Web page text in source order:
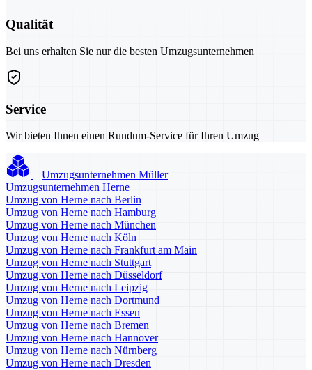
Qualität
Bei uns erhalten Sie nur die besten Umzugsunternehmen
Service
Wir bieten Ihnen einen Rundum-Service für Ihren Umzug
Umzugsunternehmen Müller
Umzugsunternehmen Herne
Umzug von Herne nach Berlin
Umzug von Herne nach Hamburg
Umzug von Herne nach München
Umzug von Herne nach Köln
Umzug von Herne nach Frankfurt am Main
Umzug von Herne nach Stuttgart
Umzug von Herne nach Düsseldorf
Umzug von Herne nach Leipzig
Umzug von Herne nach Dortmund
Umzug von Herne nach Essen
Umzug von Herne nach Bremen
Umzug von Herne nach Hannover
Umzug von Herne nach Nürnberg
Umzug von Herne nach Dresden